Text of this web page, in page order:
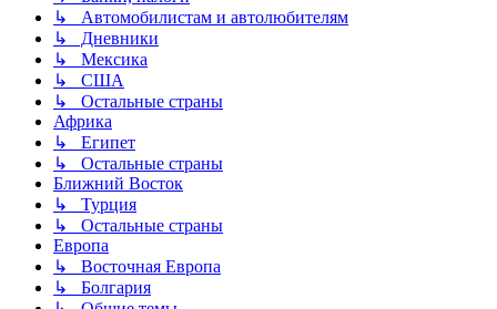
↳ Автомобилистам и автолюбителям
↳ Дневники
↳ Мексика
↳ США
↳ Остальные страны
Африка
↳ Египет
↳ Остальные страны
Ближний Восток
↳ Турция
↳ Остальные страны
Европа
↳ Восточная Европа
↳ Болгария